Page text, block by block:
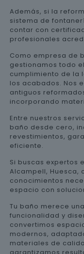
Además, si la
sistema de
contar con
profesionales
Como empresa de
gestionamos todo
cumplimiento de la
los acabados. Nos
antiguos
incorporando
Entre nuestros
baño desde cero,
revestimientos,
eficiente.
Si buscas expertos
Alcampell, Huesca,
conocimientos
espacio con
Tu baño merece
funcionalidad y
convertimos
modernos,
materiales de